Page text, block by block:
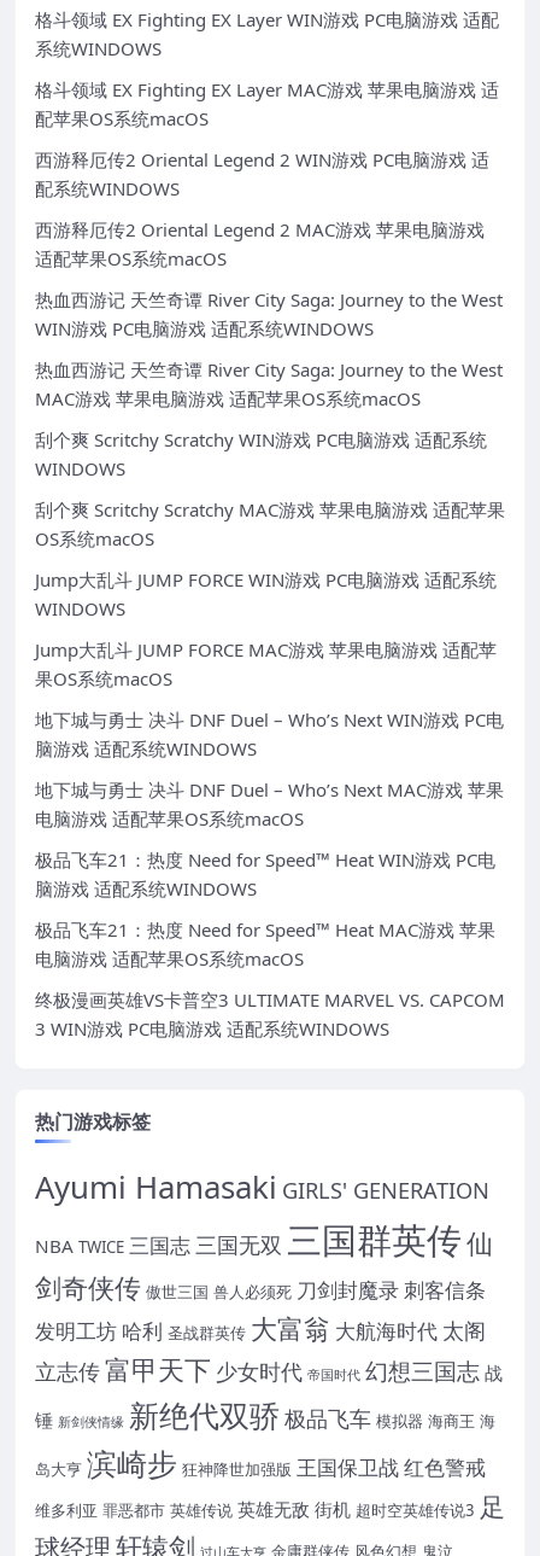
格斗领域 EX Fighting EX Layer WIN游戏 PC电脑游戏 适配
系统WINDOWS
格斗领域 EX Fighting EX Layer MAC游戏 苹果电脑游戏 适
配苹果OS系统macOS
西游释厄传2 Oriental Legend 2 WIN游戏 PC电脑游戏 适
配系统WINDOWS
西游释厄传2 Oriental Legend 2 MAC游戏 苹果电脑游戏
适配苹果OS系统macOS
热血西游记 天竺奇谭 River City Saga: Journey to the West
WIN游戏 PC电脑游戏 适配系统WINDOWS
热血西游记 天竺奇谭 River City Saga: Journey to the West
MAC游戏 苹果电脑游戏 适配苹果OS系统macOS
刮个爽 Scritchy Scratchy WIN游戏 PC电脑游戏 适配系统
WINDOWS
刮个爽 Scritchy Scratchy MAC游戏 苹果电脑游戏 适配苹果
OS系统macOS
Jump大乱斗 JUMP FORCE WIN游戏 PC电脑游戏 适配系统
WINDOWS
Jump大乱斗 JUMP FORCE MAC游戏 苹果电脑游戏 适配苹
果OS系统macOS
地下城与勇士 决斗 DNF Duel – Who’s Next WIN游戏 PC电
脑游戏 适配系统WINDOWS
地下城与勇士 决斗 DNF Duel – Who’s Next MAC游戏 苹果
电脑游戏 适配苹果OS系统macOS
极品飞车21：热度 Need for Speed™ Heat WIN游戏 PC电
脑游戏 适配系统WINDOWS
极品飞车21：热度 Need for Speed™ Heat MAC游戏 苹果
电脑游戏 适配苹果OS系统macOS
终极漫画英雄VS卡普空3 ULTIMATE MARVEL VS. CAPCOM
3 WIN游戏 PC电脑游戏 适配系统WINDOWS
热门游戏标签
Ayumi Hamasaki GIRLS' GENERATION
NBA TWICE 三国志三国无双 三国群英传仙
剑奇侠传 傲世三国 兽人必须死 刀剑封魔录刺客信条
发明工坊 哈利 圣战群英传 大富翁 大航海时代 太阁
立志传富甲天下 少女时代 帝国时代 幻想三国志 战
锤 新剑侠情缘 新绝代双骄 极品飞车 模拟器 海商王 海
岛大亨 滨崎步 狂神降世加强版 王国保卫战红色警戒
维多利亚 罪恶都市 英雄传说 英雄无敌 街机 超时空英雄传说3 足
球经理 轩辕剑